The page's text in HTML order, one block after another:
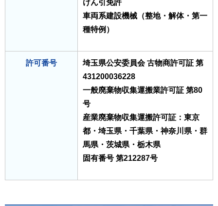
けん引免許
車両系建設機械（整地・解体・第一
種特例）
許可番号
埼玉県公安委員会 古物商許可証 第
431200036228
一般廃棄物収集運搬業許可証 第80
号
産業廃棄物収集運搬許可証：東京
都・埼玉県・千葉県・神奈川県・群
馬県・茨城県・栃木県
固有番号 第212287号